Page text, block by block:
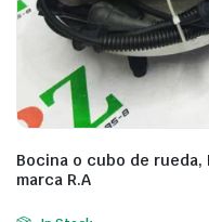
Bocina o cubo de
marca R.A